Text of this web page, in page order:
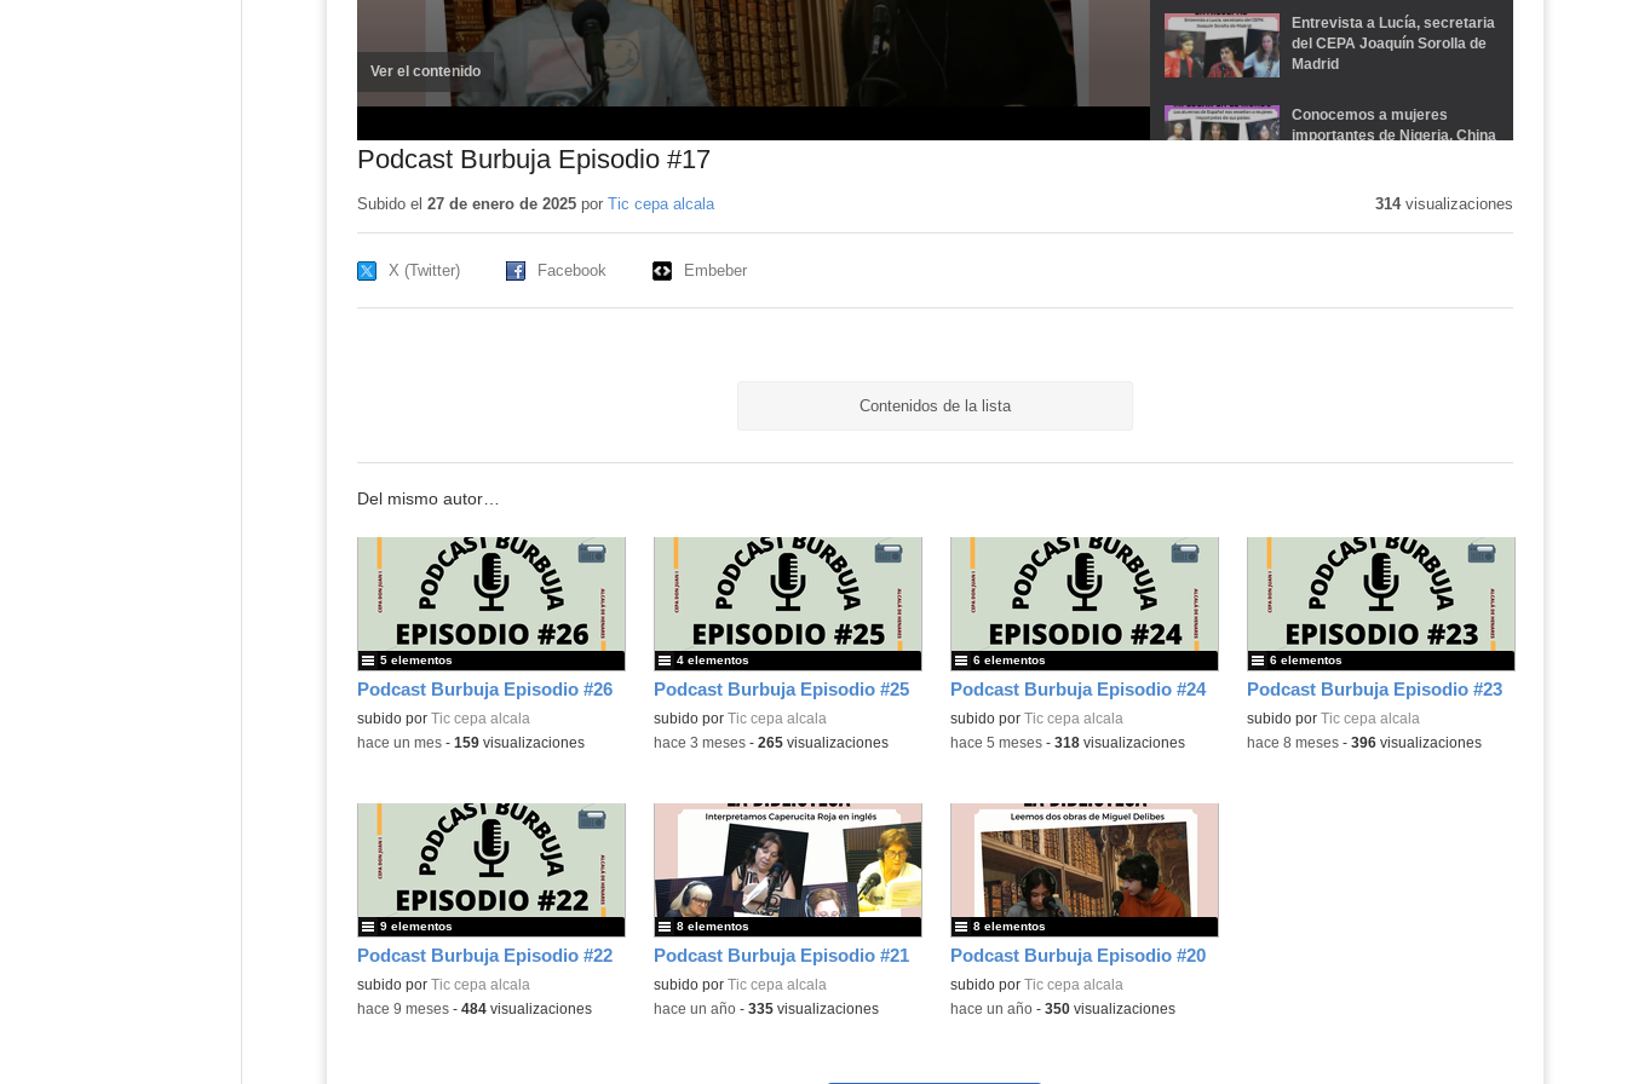
Ver el contenido(ventana
nueva)
Entrevista a Lucía, secretaria
del CEPA Joaquín Sorolla de
Madrid
Conocemos a mujeres
importantes de Nigeria, China
Receta de rosquillas de anís
Podcast Burbuja Episodio #17
Subido el 27 de enero de 2025por Tic cepa alcala 314visualizaciones
X (Twitter) Facebook Embeber
Contenidos de la lista
Del mismo autor…
Podcast Burbuja Episodio #26
subido por Tic cepa alcala
5 elementos
-hace un mes- 159visualizaciones
Podcast Burbuja Episodio #25
subido por Tic cepa alcala
4 elementos
-hace 3 meses- 265visualizaciones
Podcast Burbuja Episodio #24
subido por Tic cepa alcala
6 elementos
-hace 5 meses- 318visualizaciones
Podcast Burbuja Episodio #23
subido por Tic cepa alcala
6 elementos
-hace 8 meses- 396visualizaciones
Podcast Burbuja Episodio #22
subido por Tic cepa alcala
9 elementos
-hace 9 meses- 484visualizaciones
Podcast Burbuja Episodio #21
subido por Tic cepa alcala
8 elementos
-hace un año- 335visualizaciones
Podcast Burbuja Episodio #20
subido por Tic cepa alcala
8 elementos
-hace un año- 350visualizaciones